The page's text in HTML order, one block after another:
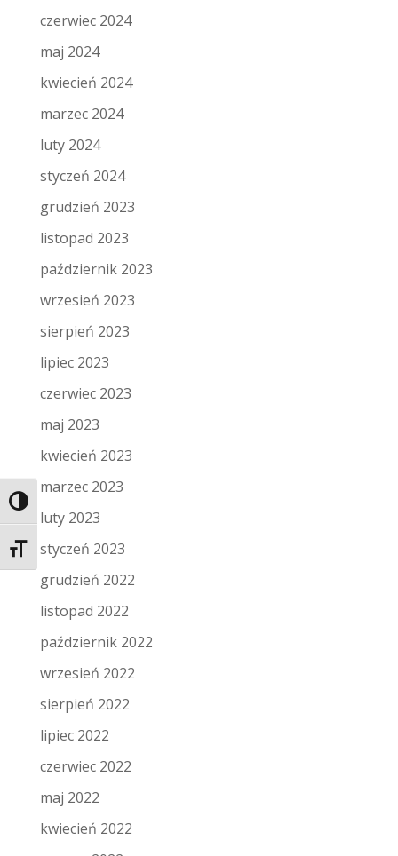
Toggle High Contrast
Toggle Font size
czerwiec 2024
maj 2024
kwiecień 2024
marzec 2024
luty 2024
styczeń 2024
grudzień 2023
listopad 2023
październik 2023
wrzesień 2023
sierpień 2023
lipiec 2023
czerwiec 2023
maj 2023
kwiecień 2023
marzec 2023
luty 2023
styczeń 2023
grudzień 2022
listopad 2022
październik 2022
wrzesień 2022
sierpień 2022
lipiec 2022
czerwiec 2022
maj 2022
kwiecień 2022